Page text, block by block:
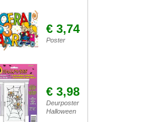
€ 3,74
Poster
€ 3,98
Deurposter
Halloween